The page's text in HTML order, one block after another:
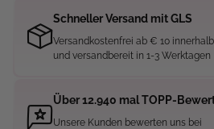
Schneller Versand mit GLS
Versandkostenfrei ab € 10
und versandbereit in 1-3 Werktagen
Über 12.940 mal TOPP-
Unsere Kunden bewerten uns bei